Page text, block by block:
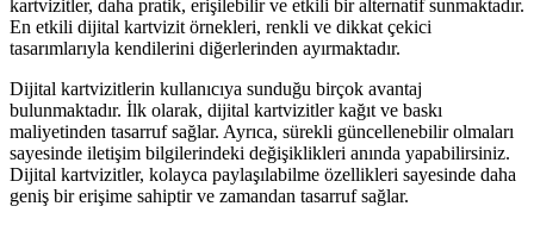
kartvizitler, daha pratik, erişilebilir ve etkili bir alternatif sunmaktadır.
En etkili dijital kartvizit örnekleri, renkli ve dikkat çekici
tasarımlarıyla kendilerini diğerlerinden ayırmaktadır.
Dijital kartvizitlerin kullanıcıya sunduğu birçok avantaj
bulunmaktadır. İlk olarak, dijital kartvizitler kağıt ve baskı
maliyetinden tasarruf sağlar. Ayrıca, sürekli güncellenebilir olmaları
sayesinde iletişim bilgilerindeki değişiklikleri anında yapabilirsiniz.
Dijital kartvizitler, kolayca paylaşılabilme özellikleri sayesinde daha
geniş bir erişime sahiptir ve zamandan tasarruf sağlar.